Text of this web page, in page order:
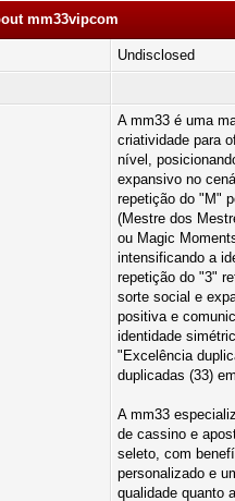
mm33vipcom
Undisclosed
A mm33 é uma
criatividade para
nível,
expansivo no
repetição do "M"
(Mestre dos
ou Magic
intensificando a
repetição do "3"
sorte social e
positiva e
identidade
"Excelência
duplicadas (33)
A mm33
de cassino e
seleto, com
personalizado e
qualidade quanto